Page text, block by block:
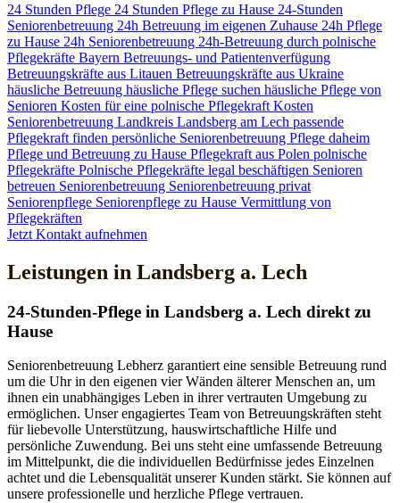
24 Stunden Pflege 24 Stunden Pflege zu Hause 24-Stunden
Seniorenbetreuung 24h Betreuung im eigenen Zuhause 24h Pflege
zu Hause 24h Seniorenbetreuung 24h-Betreuung durch polnische
Pflegekräfte Bayern Betreuungs- und Patientenverfügung
Betreuungskräfte aus Litauen Betreuungskräfte aus Ukraine
häusliche Betreuung häusliche Pflege suchen häusliche Pflege von
Senioren Kosten für eine polnische Pflegekraft Kosten
Seniorenbetreuung Landkreis Landsberg am Lech passende
Pflegekraft finden persönliche Seniorenbetreuung Pflege daheim
Pflege und Betreuung zu Hause Pflegekraft aus Polen polnische
Pflegekräfte Polnische Pflegekräfte legal beschäftigen Senioren
betreuen Seniorenbetreuung Seniorenbetreuung privat
Seniorenpflege Seniorenpflege zu Hause Vermittlung von
Pflegekräften
Jetzt Kontakt aufnehmen
Leistungen in Landsberg a. Lech
24-Stunden-Pflege in Landsberg a. Lech direkt zu
Hause
Seniorenbetreuung Lebherz garantiert eine sensible Betreuung rund
um die Uhr in den eigenen vier Wänden älterer Menschen an, um
ihnen ein unabhängiges Leben in ihrer vertrauten Umgebung zu
ermöglichen. Unser engagiertes Team von Betreuungskräften steht
für liebevolle Unterstützung, hauswirtschaftliche Hilfe und
persönliche Zuwendung. Bei uns steht eine umfassende Betreuung
im Mittelpunkt, die die individuellen Bedürfnisse jedes Einzelnen
achtet und die Lebensqualität unserer Kunden stärkt. Sie können auf
unsere professionelle und herzliche Pflege vertrauen.